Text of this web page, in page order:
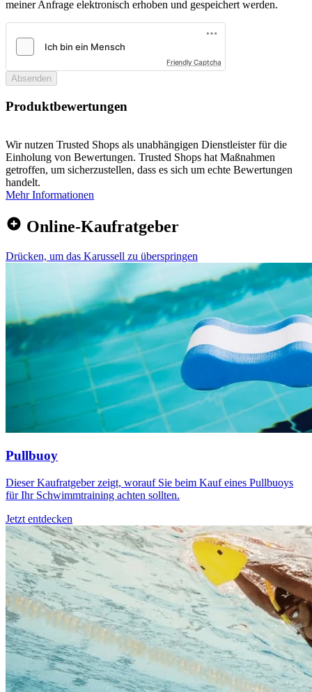
meiner Anfrage elektronisch erhoben und gespeichert werden.
Friendly Captcha
Absenden
Produktbewertungen
Wir nutzen Trusted Shops als unabhängigen Dienstleister für die
Einholung von Bewertungen. Trusted Shops hat Maßnahmen
getroffen, um sicherzustellen, dass es sich um echte Bewertungen
handelt.
Mehr Informationen
Online-Kaufratgeber
Drücken, um das Karussell zu überspringen
Pullbuoy
Dieser Kaufratgeber zeigt, worauf Sie beim Kauf eines Pullbuoys
für Ihr Schwimmtraining achten sollten.
Jetzt entdecken